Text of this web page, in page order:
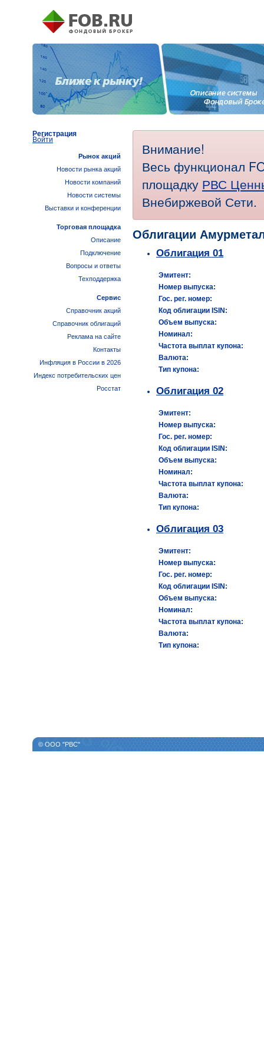
Внимание!
Весь функционал
площадку РВС
Внебиржевой Сети.
Облигации
Облигация 01
Эмитент:
Номер выпуска:
Гос. рег. номер:
Код облигации ISIN:
Объем выпуска:
Номинал:
Частота выплат купона:
Валюта:
Тип купона:
Облигация 02
Эмитент:
Номер выпуска:
Гос. рег. номер:
Код облигации ISIN:
Объем выпуска:
Номинал:
Частота выплат купона:
Валюта:
Тип купона:
Облигация 03
Эмитент:
Номер выпуска:
Гос. рег. номер:
Код облигации ISIN:
Объем выпуска:
Номинал:
Частота выплат купона:
Валюта:
Тип купона:
Регистрация
Войти
Рынок акций
Новости рынка акций
Новости компаний
Новости системы
Выставки и конференции
Торговая площадка
Описание
Подключение
Вопросы и ответы
Техподдержка
Сервис
Справочник акций
Справочник облигаций
Реклама на сайте
Контакты
Инфляция в России в 2026
Индекс потребительских цен
Росстат
© ООО "РВС"